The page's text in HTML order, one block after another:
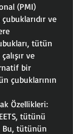
(PMI)
ve
tütün
ve
bir
çubuklarının
Özellikleri:
tütünü
Bu, tütünün